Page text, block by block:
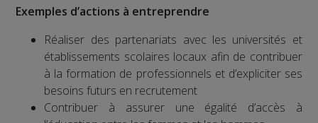
Exemples d’actions à entreprendre
Réaliser des partenariats avec les universités et
établissements scolaires locaux afin de contribuer
à la formation de professionnels et d’expliciter ses
besoins futurs en recrutement
Contribuer à assurer une égalité d’accès à